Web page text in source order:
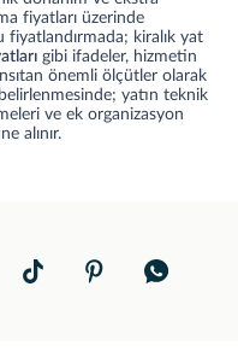
fiyatları üzerinde
kiralık yat
gibi ifadeler, hizmetin
önemli ölçütler olarak
yatın teknik
ve ek organizasyon
alınır.